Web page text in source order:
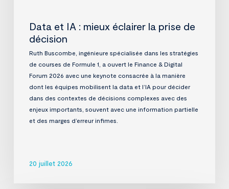
Data et IA : mieux éclairer la prise de
décision
Ruth Buscombe, ingénieure spécialisée dans les stratégies
de courses de Formule 1, a ouvert le Finance & Digital
Forum 2026 avec une keynote consacrée à la manière
dont les équipes mobilisent la data et l’IA pour décider
dans des contextes de décisions complexes avec des
enjeux importants, souvent avec une information partielle
et des marges d’erreur infimes.
20 juillet 2026